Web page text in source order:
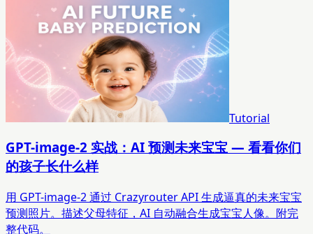
Tutorial
GPT-image-2 实战：AI 预测未来宝宝 — 看看你们
的孩子长什么样
用 GPT-image-2 通过 Crazyrouter API 生成逼真的未来宝宝
预测照片。描述父母特征，AI 自动融合生成宝宝人像。附完
整代码。